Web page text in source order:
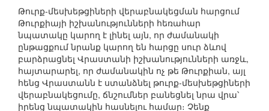
Թուրք-մեսխեթցիների վերաբնակեցման հարցում
Թուրքիայի իշխանությունների հեռահար
նպատակը կարող է լինել այն, որ ժամանակի
ընթացքում նրանք կարող են հարցը սուր ձևով
բարձրացնել Վրաստանի իշխանությունների առջև,
հայտարարել, որ ժամանակին ոչ թե Թուրքիան, այլ
հենց Վրաստանն է ստանձնել թուրք-մեսխեթցիների
վերաբնակեցումը, ճնշումներ բանեցնել նրա վրա՝
իրենց նպատակին հասնելու համար։ Չենք